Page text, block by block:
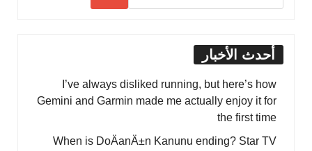
أحدث الأخبار
I’ve always disliked running, but here’s how
Gemini and Garmin made me actually enjoy it for
the first time
When is DoÄanÄ±n Kanunu ending? Star TV